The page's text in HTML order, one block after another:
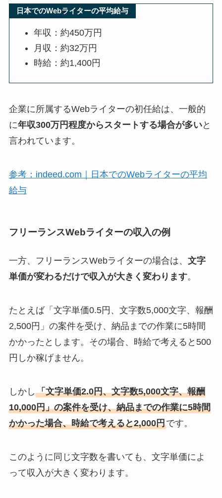
日本でのWebライターの平均給与
年収：約450万円
月収：約32万円
時給：約1,400円
企業に所属するWebライターの初任給は、一般的
に年収300万円程度からスタートする場合が多いと
言われています。
参考：indeed.com｜日本でのWebライターの平均
給与
フリーランスWebライターの収入の例
一方、フリーランスWebライターの場合は、 文字
単価が変わるだけで収入が大きく変わります。
たとえば「文字単価0.5円、文字数5,000文字、報酬
2,500円」の案件を受け、納品までの作業に5時間
かかったとします。その場合、時給で考えると500
円しか稼げません。
しかし 「文字単価2.0円、文字数5,000文字、報酬
10,000円」の案件を受け、納品までの作業に5時間
かかった場合、時給で考えると2,000円です。
このように同じ文字数を書いても、文字単価によ
って収入が大きく変わります。